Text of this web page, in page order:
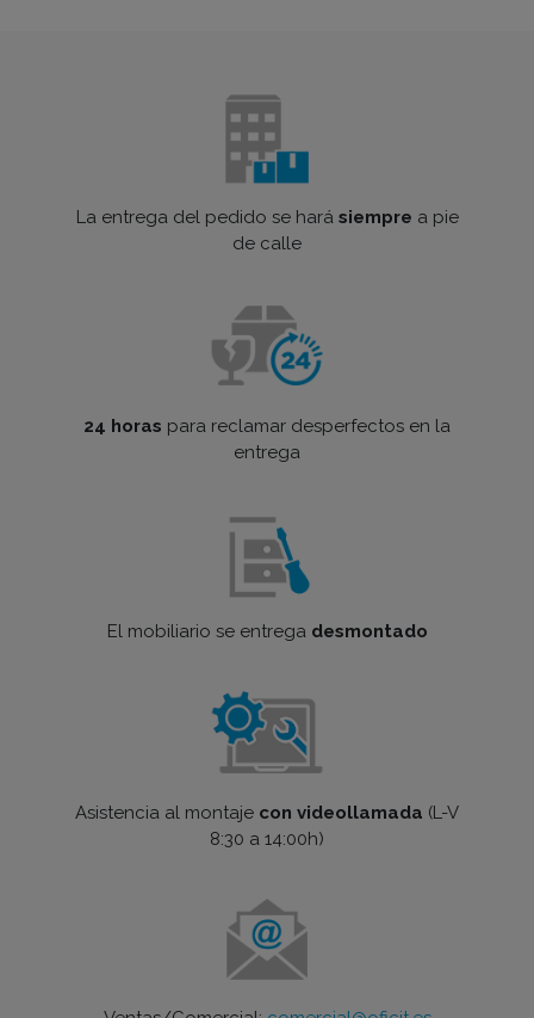
La entrega del pedido se hará siempre a pie
de calle
24 horas para reclamar desperfectos en la
entrega
El mobiliario se entrega desmontado
Asistencia al montaje con videollamada (L-V
8:30 a 14:00h)